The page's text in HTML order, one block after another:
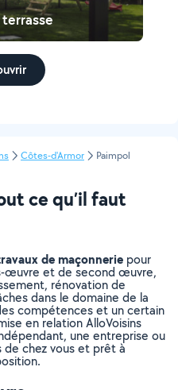
Côtes-d'Armor Paimpol
ce qu’il faut
de maçonnerie pour
œuvre et de second œuvre,
rénovation de
dans le domaine de la
compétences et un certain
en relation AlloVoisins
une entreprise ou
chez vous et prêt à